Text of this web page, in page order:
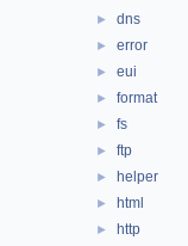
► dns
► error
► eui
► format
► fs
► ftp
► helper
► html
► http